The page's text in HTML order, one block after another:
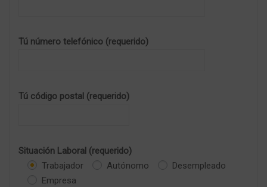
Tú número telefónico (requerido)
Tú código postal (requerido)
Situación Laboral (requerido)
Trabajador
Autónomo
Desempleado
Empresa